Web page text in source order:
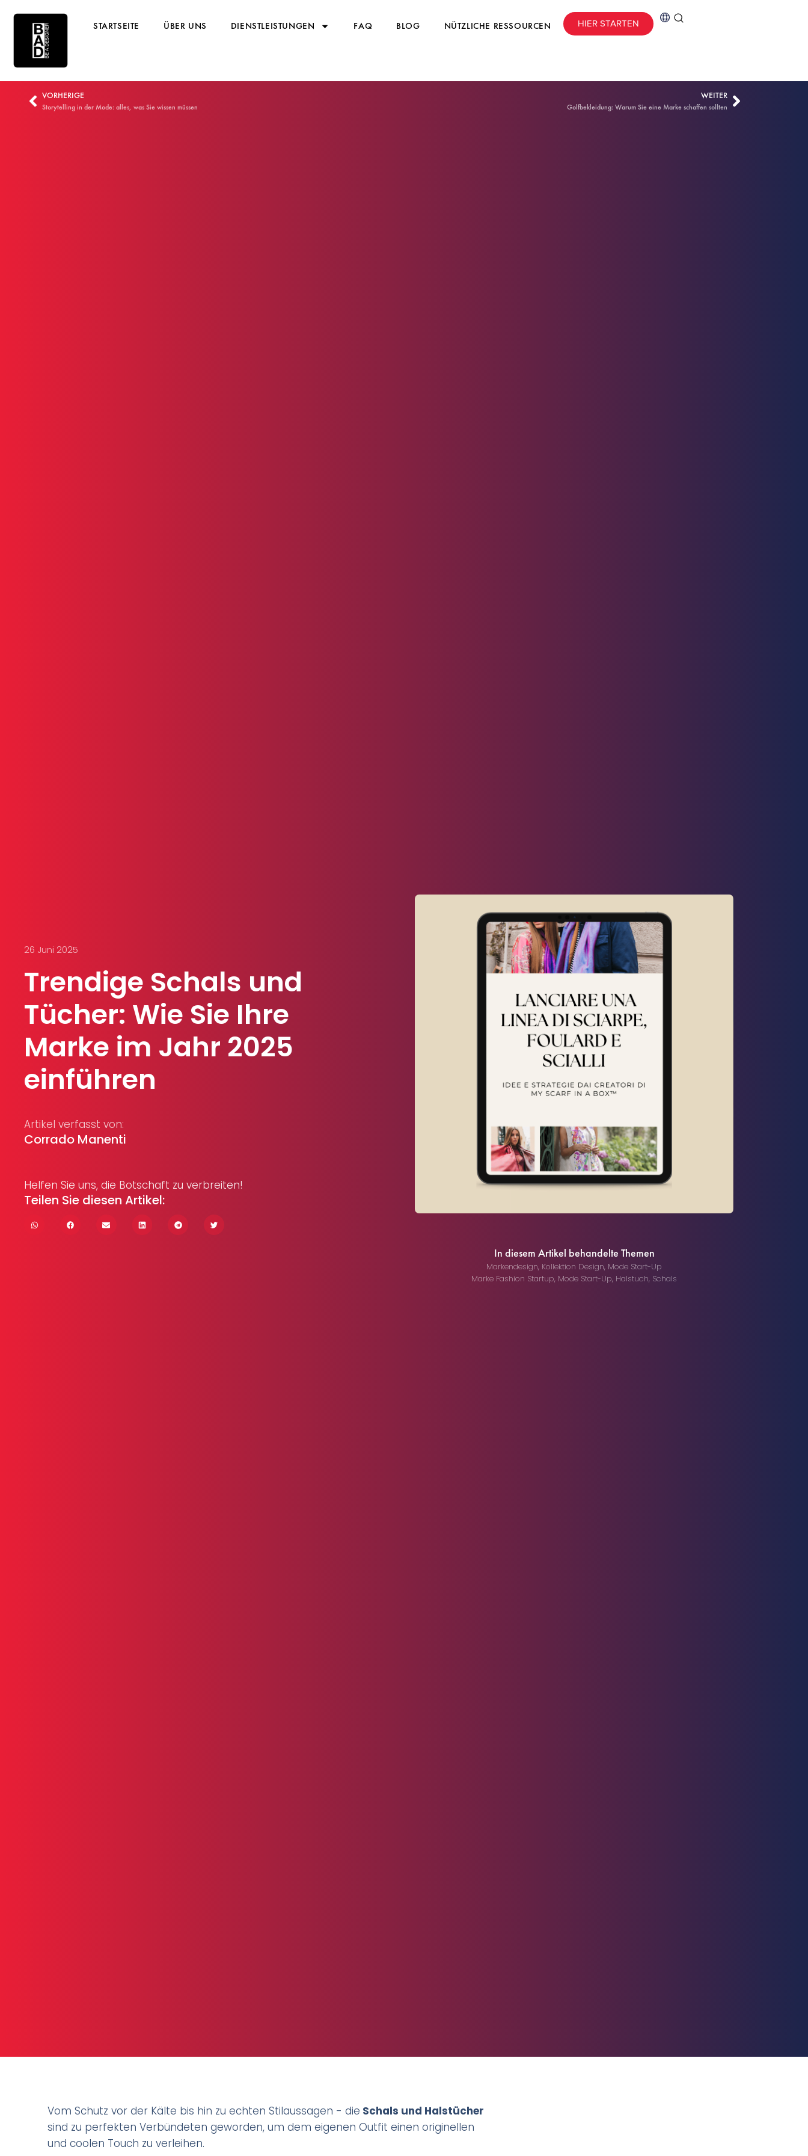
STARTSEITE ÜBER UNS DIENSTLEISTUNGEN FAQ BLOG NÜTZLICHE RESSOURCEN HIER STARTEN
VORHERIGE
Storytelling in der Mode: alles, was Sie wissen müssen
WEITER
Golfbekleidung: Warum Sie eine Marke schaffen sollten
26 Juni 2025
Trendige Schals und
Tücher: Wie Sie Ihre
Marke im Jahr 2025
einführen
Artikel verfasst von:
Corrado Manenti
Helfen Sie uns, die Botschaft zu verbreiten!
Teilen Sie diesen Artikel:
In diesem Artikel behandelte Themen
Markendesign, Kollektion Design, Mode Start-Up
Marke Fashion Startup, Mode Start-Up, Halstuch, Schals
Vom Schutz vor der Kälte bis hin zu echten Stilaussagen - die Schals und Halstücher
sind zu perfekten Verbündeten geworden, um dem eigenen Outfit einen originellen
und coolen Touch zu verleihen.